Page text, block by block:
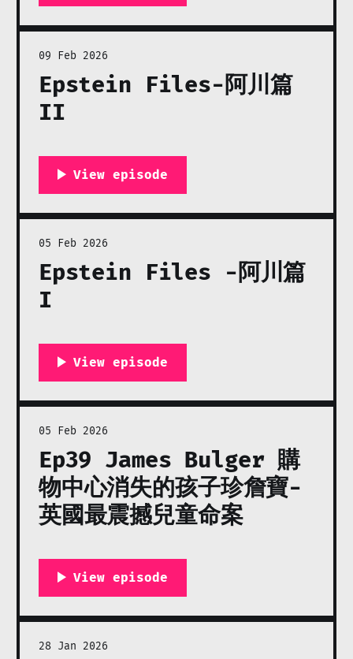
Epstein Files-阿川篇
II
09 Feb 2026
Epstein Files -阿川篇
I
05 Feb 2026
Ep39 James Bulger 購
物中心消失的孩子珍詹寶-
英國最震撼兒童命案
05 Feb 2026
28 Jan 2026